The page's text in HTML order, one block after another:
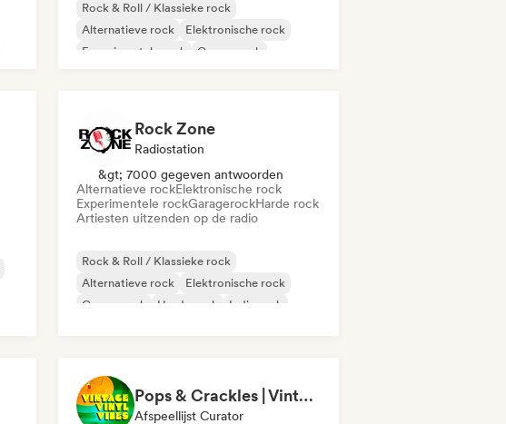
Rock & Roll / Klassieke rock
Alternatieve rock
Elektronische rock
Experimentele rock
Garagerock
Rock Zone
Radiostation
&gt; 7000 gegeven antwoorden
Alternatieve rockElektronische rock
Experimentele rockGaragerockHarde rock
Artiesten uitzenden op de radio
Rock & Roll / Klassieke rock
Alternatieve rock
Elektronische rock
Garagerock
Harde rock
Indie rock
Pops & Crackles | Vintage Vinyl Vibes
Afspeellijst Curator